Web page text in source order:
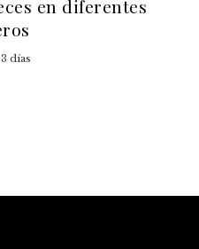
en diferentes
días